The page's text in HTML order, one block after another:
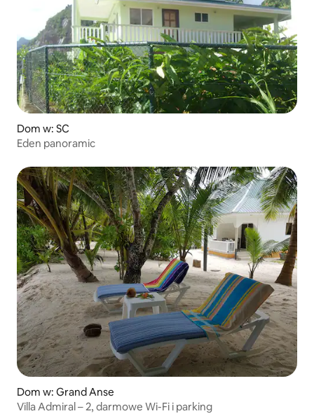
Dom w: SC
Eden panoramic
Dom w: Grand Anse
Villa Admiral – 2, darmowe Wi-Fi i parking